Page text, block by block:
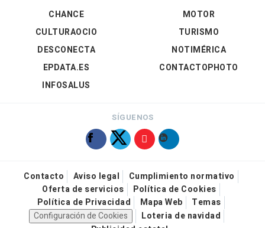
CHANCE
CULTURAOCIO
DESCONECTA
EPDATA.ES
INFOSALUS
MOTOR
TURISMO
NOTIMÉRICA
CONTACTOPHOTO
SÍGUENOS
Contacto Aviso legal
Cumplimiento normativo
Oferta de servicios
Política de Cookies
Política de Privacidad
Mapa Web
Temas
Configuración de Cookies
Loteria de navidad